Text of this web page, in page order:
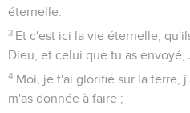
éternelle.
3 Et c'est ici la vie éternelle,
Dieu, et celui que tu as envoyé,
4 Moi, je t'ai glorifié sur la terre,
m'as donnée à faire ;